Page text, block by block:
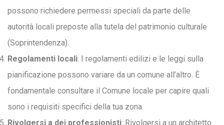
possono richiedere permessi speciali da parte delle
autorità locali preposte alla tutela del patrimonio culturale
(Soprintendenza).
Regolamenti locali: I regolamenti edilizi e le leggi sulla
pianificazione possono variare da un comune all’altro. È
fondamentale consultare il Comune locale per capire quali
sono i requisiti specifici della tua zona.
Rivolgersi a dei professionisti: Rivolgersi a un architetto